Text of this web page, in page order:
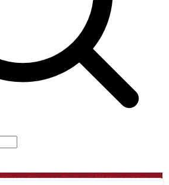
Bieten Sie einen Preis an!
Wertschätzung